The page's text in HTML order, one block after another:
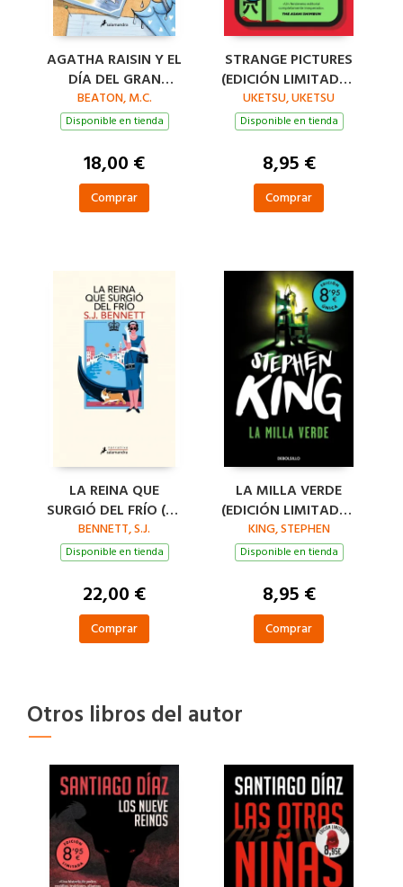
AGATHA RAISIN Y EL
DÍA DEL GRAN
DILUVIO (AGATHA
RAISIN 12)
BEATON, M.C.
Disponible en tienda
18,00 €
Comprar
STRANGE PICTURES
(EDICIÓN LIMITADA ·
VERANO)
UKETSU, UKETSU
Disponible en tienda
8,95 €
Comprar
LA REINA QUE
SURGIÓ DEL FRÍO (SU
MAJESTAD, LA REINA
INVESTIGADORA 5)
BENNETT, S.J.
Disponible en tienda
22,00 €
Comprar
LA MILLA VERDE
(EDICIÓN LIMITADA ·
VERANO)
KING, STEPHEN
Disponible en tienda
8,95 €
Comprar
Otros libros del autor